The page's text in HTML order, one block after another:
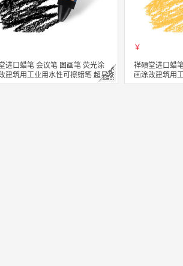
进口蜡笔 会议笔 图画笔 荧光涂
建筑用工业用水性可擦蜡笔 超易
黑色(单支装）
￥
祥碩堂进口蜡
画涂改建筑用
擦